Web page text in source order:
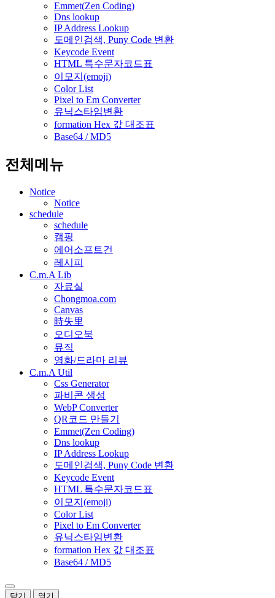
Emmet(Zen Coding)
Dns lookup
IP Address Lookup
도메인검색, Puny Code 변환
Keycode Event
HTML 특수문자코드표
이모지(emoji)
Color List
Pixel to Em Converter
유닉스타임변환
formation Hex 값 대조표
Base64 / MD5
전체메뉴
Notice
Notice
schedule
schedule
캠핑
에어소프트건
레시피
C.m.A Lib
자료실
Chongmoa.com
Canvas
時失里
오디오북
뮤직
영화/드라마 리뷰
C.m.A Util
Css Generator
파비콘 생성
WebP Converter
QR코드 만들기
Emmet(Zen Coding)
Dns lookup
IP Address Lookup
도메인검색, Puny Code 변환
Keycode Event
HTML 특수문자코드표
이모지(emoji)
Color List
Pixel to Em Converter
유닉스타임변환
formation Hex 값 대조표
Base64 / MD5
닫기 열기